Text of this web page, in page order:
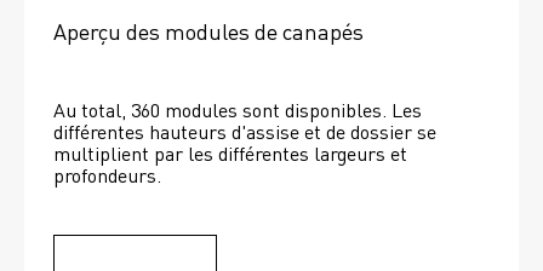
Aperçu des modules de canapés
Au total, 360 modules sont disponibles. Les
différentes hauteurs d'assise et de dossier se
multiplient par les différentes largeurs et
profondeurs.